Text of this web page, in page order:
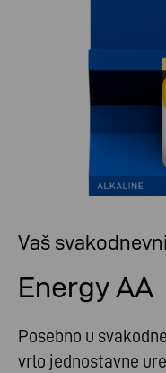
Vaš
Energy AA
Posebno u
vrlo jednostavne